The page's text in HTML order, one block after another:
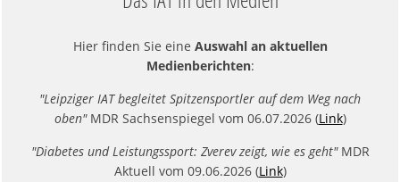
Hier finden Sie eine Auswahl an aktuellen
Medienberichten:
"Leipziger IAT begleitet Spitzensportler auf dem Weg nach
oben"MDR Sachsenspiegel vom 06.07.2026 (Link)
"Diabetes und Leistungssport: Zverev zeigt, wie es geht"MDR
Aktuell vom 09.06.2026 (Link)